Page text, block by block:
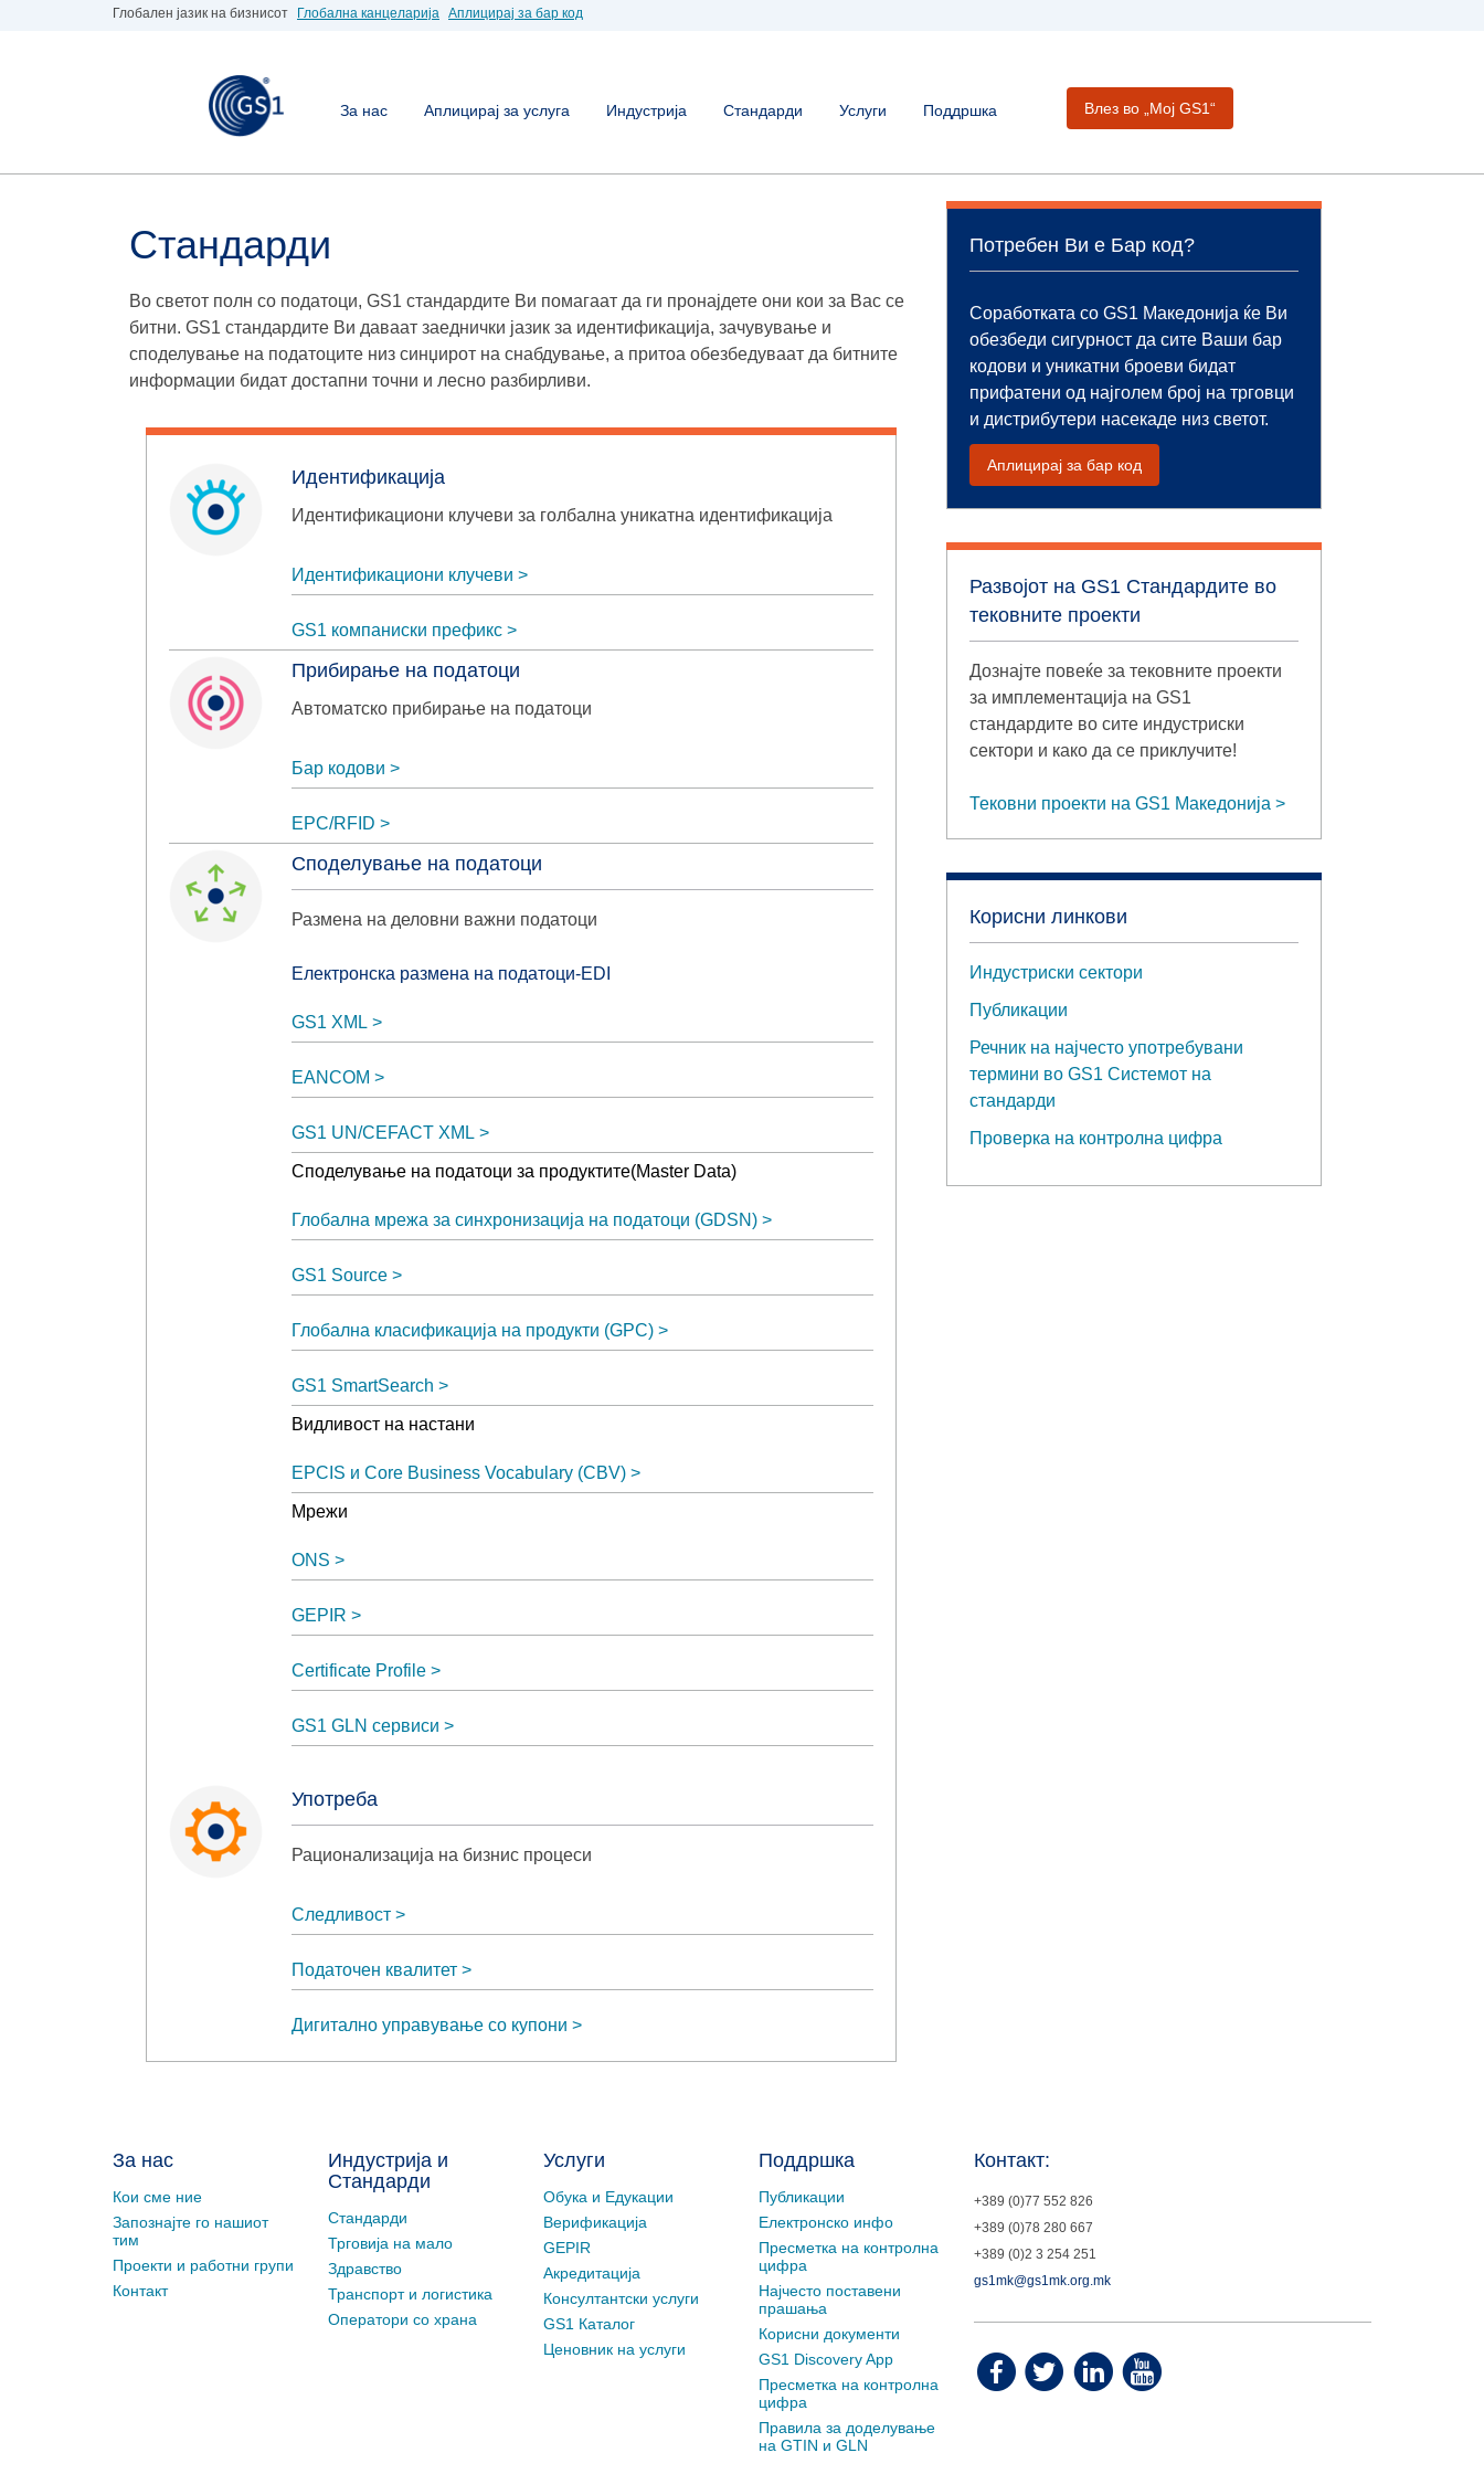
Глобален јазик на бизнисот Глобална канцеларија Аплицирај за бар код
За нас Аплицирај за услуга Индустрија Стандарди Услуги Поддршка Влез во „Moj GS1“
Стандарди
Во светот полн со податоци, GS1 стандардите Ви помагаат да ги пронајдете они кои за Вас се
битни. GS1 стандардите Ви даваат заеднички јазик за идентификација, зачувување и
споделување на податоците низ синџирот на снабдување, а притоа обезбедуваат да битните
информации бидат достапни точни и лесно разбирливи.
Идентификација
Идентификациони клучеви за голбална уникатна идентификација
Идентификациони клучеви
GS1 компаниски префикс
Прибирање на податоци
Автоматско прибирање на податоци
Бар кодови
EPC/RFID
Споделување на податоци
Размена на деловни важни податоци
Електронска размена на податоци-EDI
GS1 XML
EANCOM
GS1 UN/CEFACT XML
Споделување на податоци за продуктите(Master Data)
Глобална мрежа за синхронизација на податоци (GDSN)
GS1 Source
Глобална класификација на продукти (GPC)
GS1 SmartSearch
Видливост на настани
EPCIS и Core Business Vocabulary (CBV)
Мрежи
ONS
GEPIR
Certificate Profile
GS1 GLN сервиси
Употреба
Рационализација на бизнис процеси
Следливост
Податочен квалитет
Дигитално управување со купони
Потребен Ви е Бар код?
Соработката со GS1 Македонија ќе Ви
обезбеди сигурност да сите Ваши бар
кодови и уникатни броеви бидат
прифатени од најголем број на трговци
и дистрибутери насекаде низ светот.
Аплицирај за бар код
Развојот на GS1 Стандардите во
тековните проекти
Дознајте повеќе за тековните проекти
за имплементација на GS1
стандардите во сите индустриски
сектори и како да се приклучите!
Тековни проекти на GS1 Македонија
Корисни линкови
Индустриски сектори
Публикации
Речник на најчесто употребувани
термини во GS1 Системот на
стандарди
Проверка на контролна цифра
За нас
Кои сме ние
Запознајте го нашиот
тим
Проекти и работни групи
Контакт
Индустрија и
Стандарди
Стандарди
Трговија на мало
Здравство
Транспорт и логистика
Оператори со храна
Услуги
Обука и Едукации
Верификација
GEPIR
Акредитација
Консултантски услуги
GS1 Каталог
Ценовник на услуги
Поддршка
Публикации
Електронско инфо
Пресметка на контролна
цифра
Најчесто поставени
прашања
Корисни документи
GS1 Discovery App
Пресметка на контролна
цифра
Правила за доделување
на GTIN и GLN
Контакт:
+389 (0)77 552 826
+389 (0)78 280 667
+389 (0)2 3 254 251
gs1mk@gs1mk.org.mk